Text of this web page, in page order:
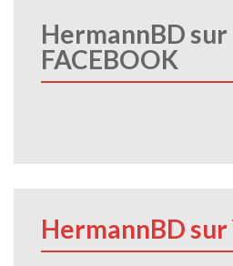
HermannBD sur
FACEBOOK
HermannBD